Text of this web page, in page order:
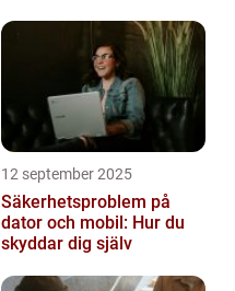
12 september 2025
Säkerhetsproblem på
dator och mobil: Hur du
skyddar dig själv